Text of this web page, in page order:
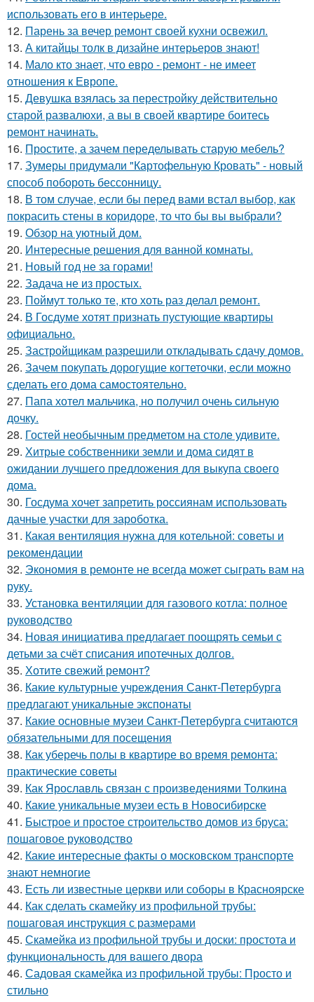
использовать его в интерьере.
12. Парень за вечер ремонт своей кухни освежил.
13. А китайцы толк в дизайне интерьеров знают!
14. Мало кто знает, что евро - ремонт - не имеет
отношения к Европе.
15. Девушка взялась за перестройку действительно
старой развалюхи, а вы в своей квартире боитесь
ремонт начинать.
16. Простите, а зачем переделывать старую мебель?
17. Зумеры придумали "Картофельную Кровать" - новый
способ побороть бессонницу.
18. В том случае, если бы перед вами встал выбор, как
покрасить стены в коридоре, то что бы вы выбрали?
19. Обзор на уютный дом.
20. Интересные решения для ванной комнаты.
21. Новый год не за горами!
22. Задача не из простых.
23. Поймут только те, кто хоть раз делал ремонт.
24. В Госдуме хотят признать пустующие квартиры
официально.
25. Застройщикам разрешили откладывать сдачу домов.
26. Зачем покупать дорогущие когтеточки, если можно
сделать его дома самостоятельно.
27. Папа хотел мальчика, но получил очень сильную
дочку.
28. Гостей необычным предметом на столе удивите.
29. Хитрые собственники земли и дома сидят в
ожидании лучшего предложения для выкупа своего
дома.
30. Госдума хочет запретить россиянам использовать
дачные участки для зароботка.
31. Какая вентиляция нужна для котельной: советы и
рекомендации
32. Экономия в ремонте не всегда может сыграть вам на
руку.
33. Установка вентиляции для газового котла: полное
руководство
34. Новая инициатива предлагает поощрять семьи с
детьми за счёт списания ипотечных долгов.
35. Хотите свежий ремонт?
36. Какие культурные учреждения Санкт-Петербурга
предлагают уникальные экспонаты
37. Какие основные музеи Санкт-Петербурга считаются
обязательными для посещения
38. Как уберечь полы в квартире во время ремонта:
практические советы
39. Как Ярославль связан с произведениями Толкина
40. Какие уникальные музеи есть в Новосибирске
41. Быстрое и простое строительство домов из бруса:
пошаговое руководство
42. Какие интересные факты о московском транспорте
знают немногие
43. Есть ли известные церкви или соборы в Красноярске
44. Как сделать скамейку из профильной трубы:
пошаговая инструкция с размерами
45. Скамейка из профильной трубы и доски: простота и
функциональность для вашего двора
46. Садовая скамейка из профильной трубы: Просто и
стильно